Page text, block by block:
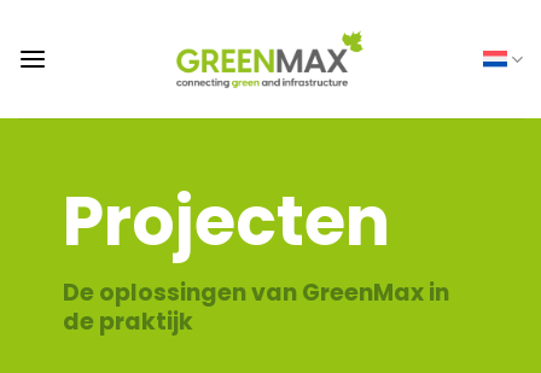
naar
inhoud
Projecten
De oplossingen van GreenMax in
de praktijk